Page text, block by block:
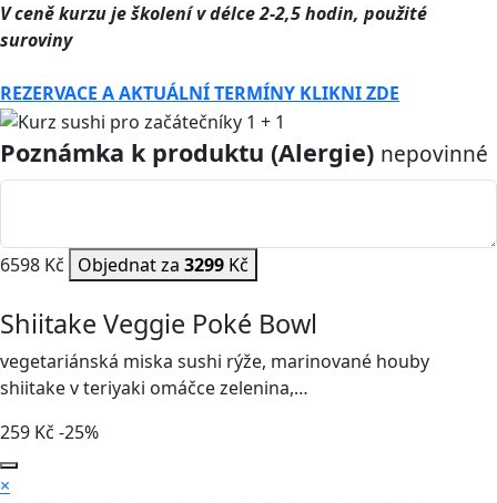
V ceně kurzu je školení v délce 2-2,5 hodin, použité
suroviny
REZERVACE A AKTUÁLNÍ TERMÍNY KLIKNI ZDE
Poznámka k produktu (Alergie) nepovinné
6598 Kč Objednat za 3299 Kč
Shiitake Veggie Poké Bowl
vegetariánská miska sushi rýže, marinované houby
shiitake v teriyaki omáčce zelenina,…
259 Kč -25%
×